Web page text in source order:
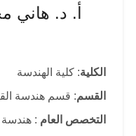
أ. د. هاني
الكلية: كلية الهندسة
القسم: قسم هندسة
التخصص العام : هندسة